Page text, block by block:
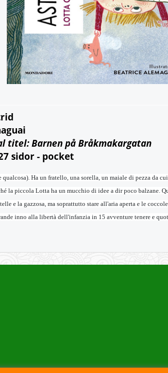
titel: Barnen på Bråkmakargatan
sidor - pocket
Ha un fratello, una sorella, un maiale di pezza da
la piccola Lotta ha un mucchio di idee a dir poco balzane.
e la gazzosa, ma soprattutto stare all'aria aperta e le
inno alla libertà dell'infanzia in 15 avventure tenere e